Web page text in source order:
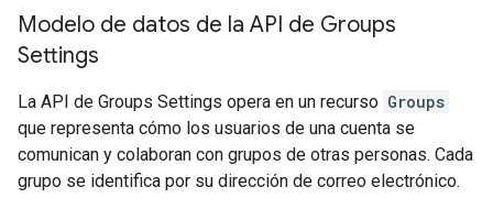
Modelo de datos de la API de Groups
Settings
La API de Groups Settings opera en un recurso Groups
que representa cómo los usuarios de una cuenta se
comunican y colaboran con grupos de otras personas. Cada
grupo se identifica por su dirección de correo electrónico.